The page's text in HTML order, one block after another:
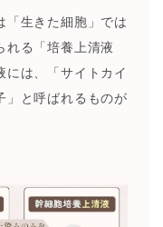
「生きた細胞」では
れる「培養上清液
には、「サイトカイ
」と呼ばれるものが